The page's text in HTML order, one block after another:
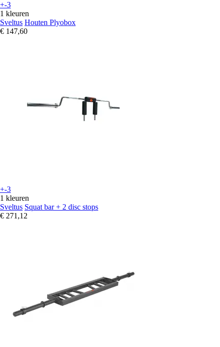
+-3
1 kleuren
Sveltus Houten Plyobox
€ 147,60
+-3
1 kleuren
Sveltus Squat bar + 2 disc stops
€ 271,12